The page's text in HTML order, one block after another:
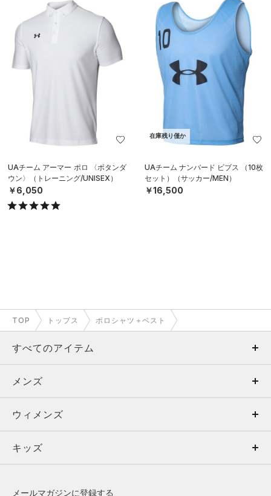
UAチーム アーマー ポロ 〈ボタンダ
ウン〉（トレーニング/UNISEX）
￥6,050
在庫残り僅か
UAチーム ナンバード ビブス （10枚
セット）（サッカー/MEN）
￥16,500
TOP トップス ポロシャツ＋ベスト
すべてのアイテム
メンズ
ウィメンズ
キッズ
メンズ
トップス
ボトムス
ウィメンズ
トップス
キッズ
メールマガジンに登録する